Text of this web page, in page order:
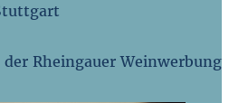
Rheingauer Weinwerbung